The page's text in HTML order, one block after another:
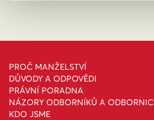
PROČ MANŽELSTVÍ
DŮVODY A ODPOVĚDI
PRÁVNÍ PORADNA
NÁZORY ODBORNÍKŮ A ODBORNIC
KDO JSME